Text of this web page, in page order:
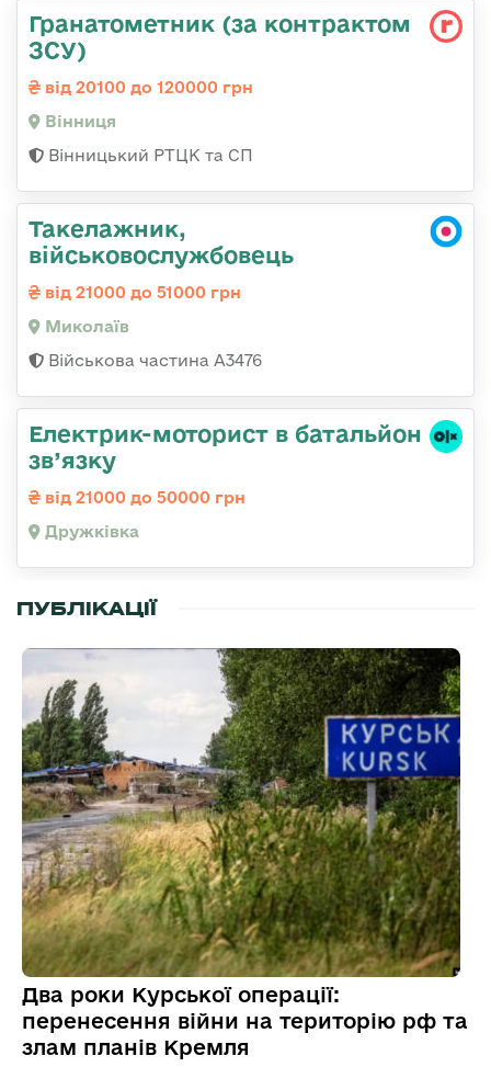
Гранатометник (за контрактом
ЗСУ)
від 20100 до 120000 грн
Вінниця
Вінницький РТЦК та СП
Такелажник,
військовослужбовець
від 21000 до 51000 грн
Миколаїв
Військова частина А3476
Електрик-моторист в батальйон
зв’язку
від 21000 до 50000 грн
Дружківка
ПУБЛІКАЦІЇ
Два роки Курської операції:
перенесення війни на територію рф та
злам планів Кремля